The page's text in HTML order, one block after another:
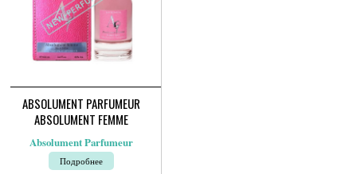
ABSOLUMENT PARFUMEUR
ABSOLUMENT FEMME
Absolument Parfumeur
Подробнее